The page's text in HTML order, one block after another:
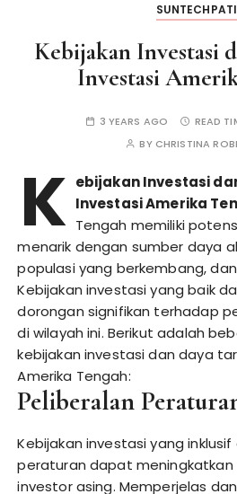
Kebijakan Investasi
Investasi
3 YEARS AGO READ
BY CHRISTINA
K ebijakan Investasi
Investasi Amerika
Tengah memiliki
menarik dengan sumber daya
populasi yang berkembang,
Kebijakan investasi yang baik
dorongan signifikan terhadap
di wilayah ini. Berikut adalah
kebijakan investasi dan daya
Amerika Tengah:
Peliberalan
Kebijakan investasi yang
peraturan dapat
investor asing. Memperjelas